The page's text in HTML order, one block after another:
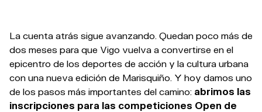
La cuenta atrás sigue avanzando. Quedan poco más de
dos meses para que Vigo vuelva a convertirse en el
epicentro de los deportes de acción y la cultura urbana
con una nueva edición de Marisquiño. Y hoy damos uno
de los pasos más importantes del camino: abrimos las
inscripciones para las competiciones Open de